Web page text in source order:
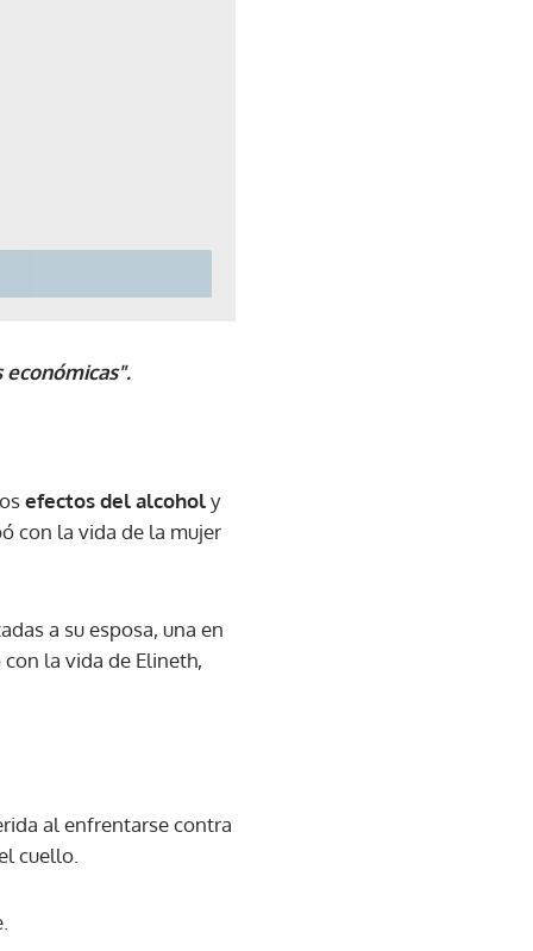
económicas".
efectos del alcoholy
con la vida de la mujer
a su esposa, una en
la vida de Elineth,
al enfrentarse contra
cuello.